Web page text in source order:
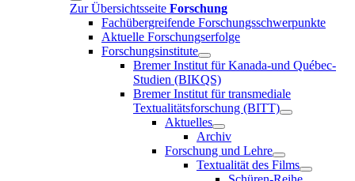
Zur Übersichtsseite Forschung
Fachübergreifende Forschungsschwerpunkte
Aktuelle Forschungserfolge
Forschungsinstitute
Bremer Institut für Kanada-und Québec-
Studien (BIKQS)
Bremer Institut für transmediale
Textualitätsforschung (BITT)
Aktuelles
Archiv
Forschung und Lehre
Textualität des Films